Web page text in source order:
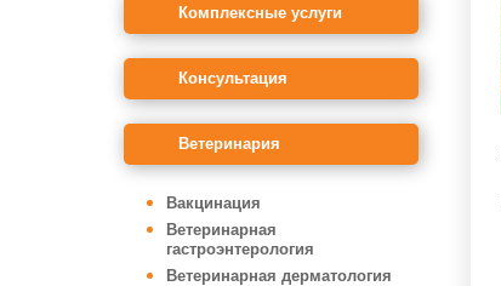
Комплексные услуги
Консультация
Ветеринария
Вакцинация
Ветеринарная
гастроэнтерология
Ветеринарная дерматология